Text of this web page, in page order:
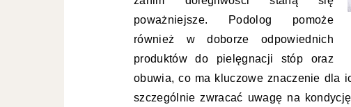
poważniejsze. Podolog pomoże
również w doborze odpowiednich
produktów do pielęgnacji stóp oraz
obuwia, co ma kluczowe znaczenie dla
szczególnie zwracać uwagę na